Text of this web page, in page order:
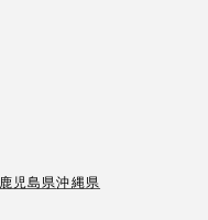
鹿児島県沖縄県